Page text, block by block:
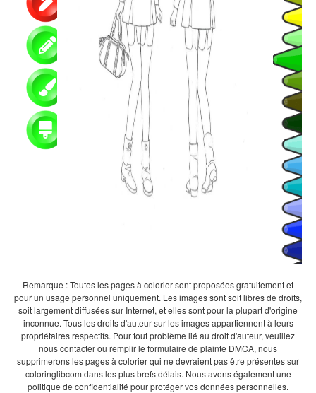
Remarque : Toutes les pages à colorier sont proposées gratuitement et
pour un usage personnel uniquement. Les images sont soit libres de droits,
soit largement diffusées sur Internet, et elles sont pour la plupart d'origine
inconnue. Tous les droits d'auteur sur les images appartiennent à leurs
propriétaires respectifs. Pour tout problème lié au droit d'auteur, veuillez
nous contacter ou remplir le formulaire de plainte DMCA, nous
supprimerons les pages à colorier qui ne devraient pas être présentes sur
coloringlibcom dans les plus brefs délais. Nous avons également une
politique de confidentialité pour protéger vos données personnelles.